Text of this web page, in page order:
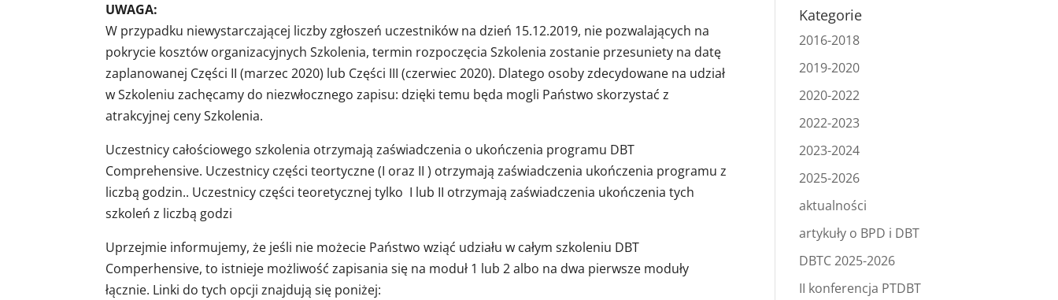
UWAGA:
W przypadku niewystarczającej liczby zgłoszeń uczestników na dzień 15.12.2019, nie pozwalających na
pokrycie kosztów organizacyjnych Szkolenia, termin rozpoczęcia Szkolenia zostanie przesuniety na datę
zaplanowanej Części II (marzec 2020) lub Części III (czerwiec 2020). Dlatego osoby zdecydowane na udział
w Szkoleniu zachęcamy do niezwłocznego zapisu: dzięki temu będa mogli Państwo skorzystać z
atrakcyjnej ceny Szkolenia.
Uczestnicy całościowego szkolenia otrzymają zaświadczenia o ukończenia programu DBT
Comprehensive. Uczestnicy części teortyczne (I oraz II ) otrzymają zaświadczenia ukończenia programu z
liczbą godzin.. Uczestnicy części teoretycznej tylko I lub II otrzymają zaświadczenia ukończenia tych
szkoleń z liczbą godzi
Uprzejmie informujemy, że jeśli nie możecie Państwo wziąć udziału w całym szkoleniu DBT
Comperhensive, to istnieje możliwość zapisania się na moduł 1 lub 2 albo na dwa pierwsze moduły
łącznie. Linki do tych opcji znajdują się poniżej:
Kategorie
2016-2018
2019-2020
2020-2022
2022-2023
2023-2024
2025-2026
aktualności
artykuły o BPD i DBT
DBTC 2025-2026
II konferencja PTDBT